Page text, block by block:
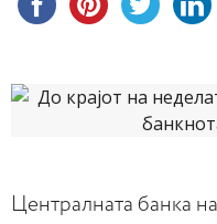
Централната банка